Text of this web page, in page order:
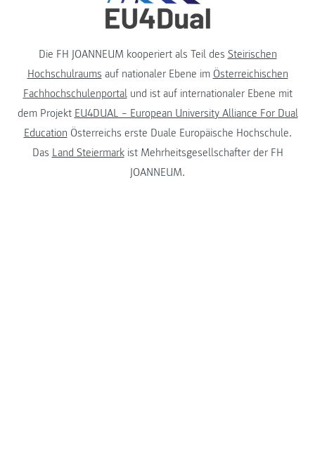
Die FH JOANNEUM kooperiert als Teil des Steirischen
Hochschulraums auf nationaler Ebene im Österreichischen
Fachhochschulenportalund ist auf internationaler Ebene mit
dem Projekt EU4DUAL – European University Alliance For Dual
Education Österreichs erste Duale Europäische Hochschule.
Das Land Steiermarkist Mehrheitsgesellschafter der FH
JOANNEUM.